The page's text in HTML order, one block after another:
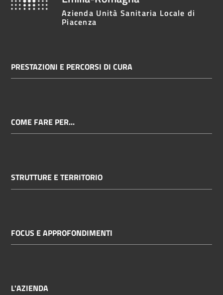
Azienda Unità Sanitaria Locale di
Piacenza
PRESTAZIONI E PERCORSI DI CURA
COME FARE PER...
STRUTTURE E TERRITORIO
FOCUS E APPROFONDIMENTI
L'AZIENDA